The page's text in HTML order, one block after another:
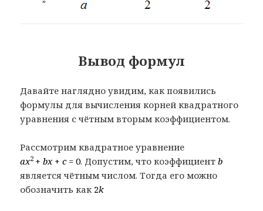
Вывод формул
Давайте наглядно увидим, как появились
формулы для вычисления корней квадратного
уравнения с чётным вторым коэффициентом.
Рассмотрим квадратное уравнение
ax2 +bx +c = 0. Допустим, что коэффициентb
является чётным числом. Тогда его можно
обозначить как 2k